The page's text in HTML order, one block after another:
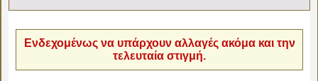
Ενδεχομένως να υπάρχουν αλλαγές ακόμα και την
τελευταία στιγμή.